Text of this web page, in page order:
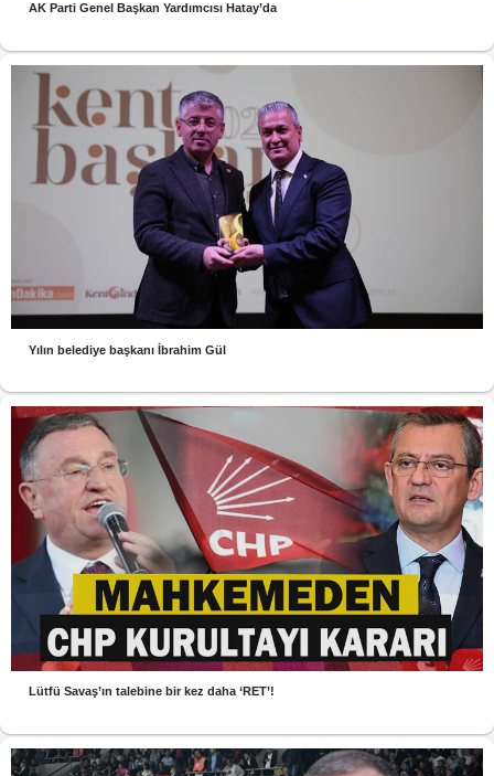
AK Parti Genel Başkan Yardımcısı Hatay’da
Yılın belediye başkanı İbrahim Gül
Lütfü Savaş’ın talebine bir kez daha ‘RET’!